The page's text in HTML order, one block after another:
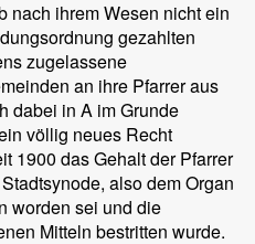
nach ihrem Wesen nicht ein
gezahlten
zugelassene
an ihre Pfarrer aus
dabei in A im Grunde
völlig neues Recht
1900 das Gehalt der Pfarrer
also dem Organ
worden sei und die
Mitteln bestritten wurde.